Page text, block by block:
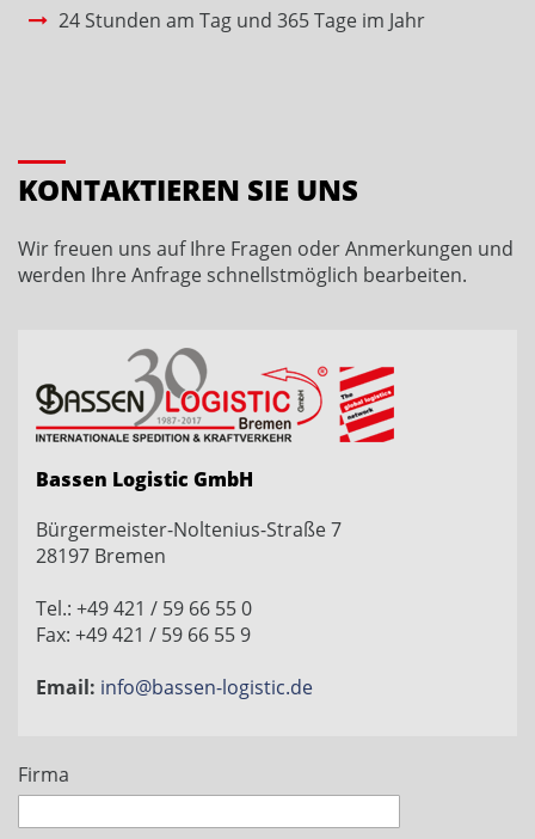
24 Stunden am Tag und 365 Tage im Jahr
KONTAKTIEREN SIE UNS
Wir freuen uns auf Ihre Fragen oder Anmerkungen und
werden Ihre Anfrage schnellstmöglich bearbeiten.
Bassen Logistic GmbH
Bürgermeister-Noltenius-Straße 7
28197 Bremen
Tel.: +49 421 / 59 66 55 0
Fax: +49 421 / 59 66 55 9
Email: info@bassen-logistic.de
Firma